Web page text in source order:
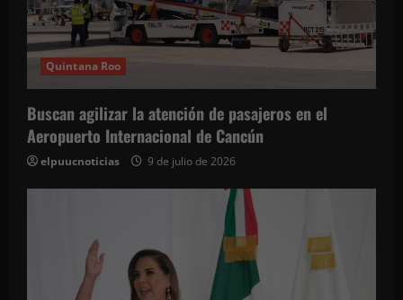
Quintana Roo
Buscan agilizar la atención de pasajeros en el
Aeropuerto Internacional de Cancún
elpuucnoticias 9 de julio de 2026